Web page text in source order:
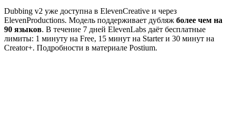
Dubbing v2 уже доступна в ElevenCreative и через
ElevenProductions. Модель поддерживает дубляж более чем на
90 языков. В течение 7 дней ElevenLabs даёт бесплатные
лимиты: 1 минуту на Free, 15 минут на Starter и 30 минут на
Creator+. Подробности в материале Postium.